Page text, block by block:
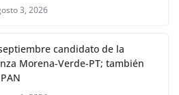
3, 2026
candidato de la
Morena-Verde-PT; también